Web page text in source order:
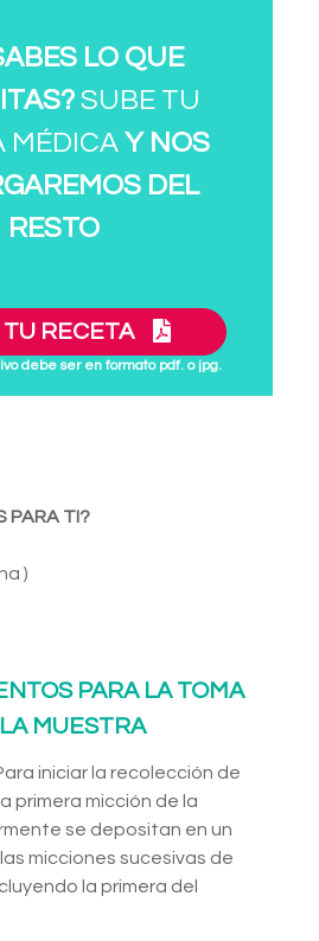
LO QUE
SUBE TU
MÉDICA Y NOS
DEL
RESTO
RECETA
debe ser en formato pdf. o jpg.
PARA TI?
)
PARA LA TOMA
MUESTRA
iniciar la recolección de
primera micción de la
se depositan en un
micciones sucesivas de
la primera del